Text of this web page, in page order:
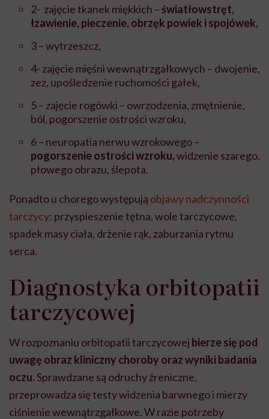
2- zajęcie tkanek miękkich –światłowstręt,
łzawienie, pieczenie, obrzęk powiek i spojówek,
3 – wytrzeszcz,
4- zajęcie mięśni wewnątrzgałkowych – dwojenie,
zez, upośledzenie ruchomości gałek,
5 – zajęcie rogówki – owrzodzenia, zmętnienie,
ból, pogorszenie ostrości wzroku,
6 – neuropatia nerwu wzrokowego –
pogorszenie ostrości wzroku,widzenie szarego,
płowego obrazu, ślepota.
Ponadto u chorego występują objawy nadczynności
tarczycy: przyspieszenie tętna, wole tarczycowe,
spadek masy ciała, drżenie rąk, zaburzania rytmu
serca.
Diagnostyka orbitopatii
tarczycowej
W rozpoznaniu orbitopatii tarczycowej bierze się pod
uwagę obraz kliniczny choroby oraz wyniki badania
oczu.Sprawdzane są odruchy źreniczne,
przeprowadza się testy widzenia barwnego i mierzy
ciśnienie wewnątrzgałkowe. W razie potrzeby